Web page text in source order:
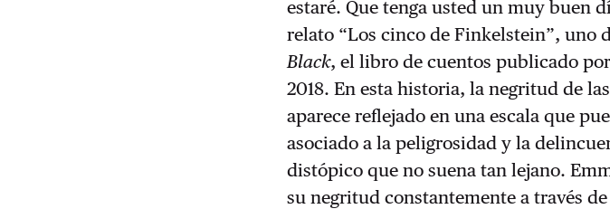
estaré. Que tenga usted un muy buen
relato “Los cinco de Finkelstein”, uno
Black, el libro de cuentos publicado
2018. En esta historia, la negritud de
aparece reflejado en una escala que
asociado a la peligrosidad y la
distópico que no suena tan lejano.
su negritud constantemente a través